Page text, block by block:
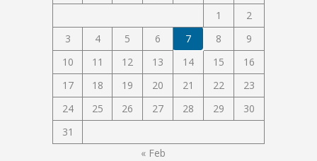
1
2
3
4 5 6 7 8
9
10
11 12 13 14 15
16
17
18 19 20 21 22
23
24
25 26 27 28 29
30
31
« Feb